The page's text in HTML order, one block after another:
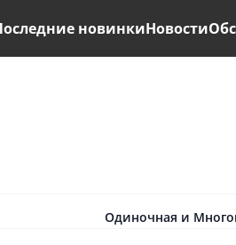
новинкиНовости
Одиночная и